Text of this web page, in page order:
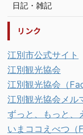
日記・雑記
リンク
江別市公式サイト
江別観光協会
江別観光協会（
江別観光協会メル
ずっと、もっと、
いまココえべつ（